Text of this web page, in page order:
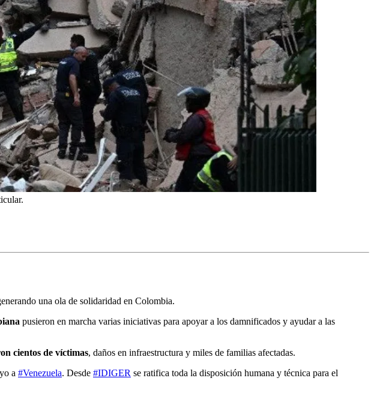
una ola de solidaridad en Colombia.
pusieron en marcha varias iniciativas para apoyar a los damnificados y ayudar a las
cientos de víctimas, daños en infraestructura y miles de familias afectadas.
a #Venezuela. Desde #IDIGER se ratifica toda la disposición humana y técnica para el